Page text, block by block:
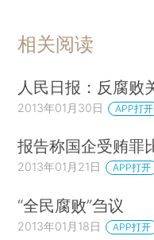
相关阅读
人民日报：反腐败
2013年01月30日 APP打开
报告称国企受贿罪
2013年01月21日 APP打开
“全民腐败”刍议
2013年01月18日 APP打开